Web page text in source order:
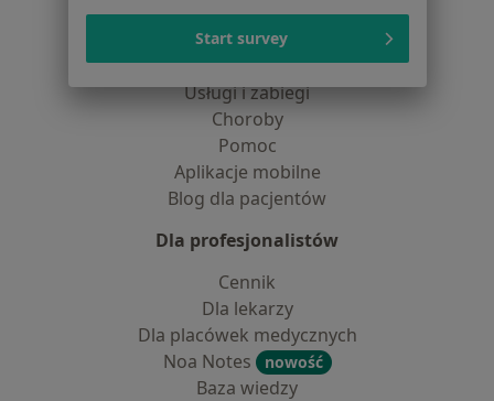
Lekarze
Placówki medyczne
Pytania i odpowiedzi
Usługi i zabiegi
Choroby
Pomoc
Aplikacje mobilne
Blog dla pacjentów
Dla profesjonalistów
Cennik
Dla lekarzy
Dla placówek medycznych
Noa Notes
nowość
Baza wiedzy
Start survey